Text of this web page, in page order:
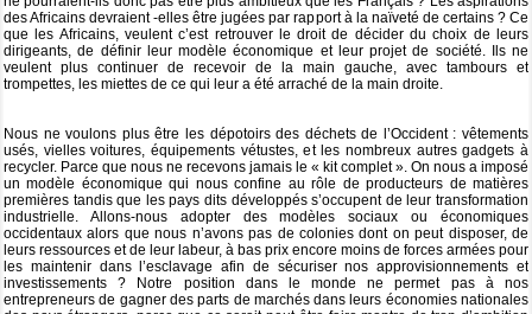
des Africains devraient -elles être jugées par rapport à la naïveté de certains ? Ce
que les Africains, veulent c’est retrouver le droit de décider du choix de leurs
dirigeants, de définir leur modèle économique et leur projet de société. Ils ne
veulent plus continuer de recevoir de la main gauche, avec tambours et
trompettes, les miettes de ce qui leur a été arraché de la main droite.
Nous ne voulons plus être les dépotoirs des déchets de l’Occident : vêtements
usés, vielles voitures, équipements vétustes, et les nombreux autres gadgets à
recycler. Parce que nous ne recevons jamais le « kit complet ». On nous a imposé
un modèle économique qui nous confine au rôle de producteurs de matières
premières tandis que les pays dits développés s’occupent de leur transformation
industrielle. Allons-nous adopter des modèles sociaux ou économiques
occidentaux alors que nous n’avons pas de colonies dont on peut disposer, de
leurs ressources et de leur labeur, à bas prix encore moins de forces armées pour
les maintenir dans l’esclavage afin de sécuriser nos approvisionnements et
investissements ? Notre position dans le monde ne permet pas à nos
entrepreneurs de gagner des parts de marchés dans leurs économies nationales